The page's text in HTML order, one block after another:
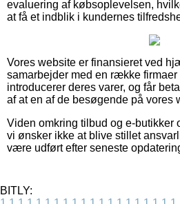
evaluering af købsoplevelsen,
at få et indblik i kundernes
Vores website er finansieret ved
samarbejder med en række firmaer
introducerer deres varer, og får
af at en af de besøgende på vores
Viden omkring tilbud og e-butikker
vi ønsker ikke at blive stillet
være udført efter seneste
BITLY: